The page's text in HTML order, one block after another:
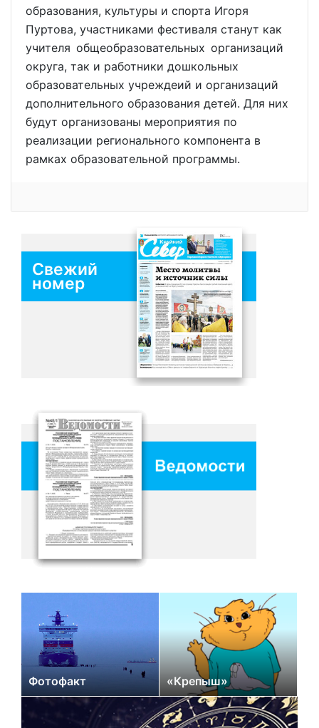
образования, культуры и спорта Игоря
Пуртова, участниками фестиваля станут как
учителя общеобразовательных организаций
округа, так и работники дошкольных
образовательных учреждеий и организаций
дополнительного образования детей. Для них
будут организованы мероприятия по
реализации регионального компонента в
рамках образовательной программы.
Свежий
номер
Фотофакт «Крепыш»